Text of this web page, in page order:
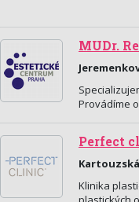
MUDr.
Provádíme
Perfect
Klinika